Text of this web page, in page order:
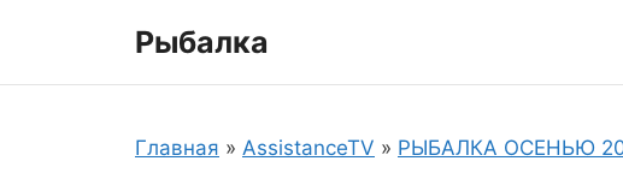
Рыбалка
Главная » AssistanceTV » РЫБАЛКА ОСЕНЬЮ